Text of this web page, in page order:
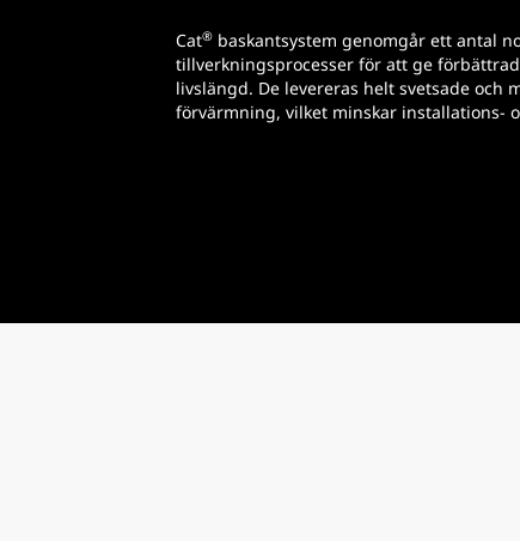
Cat® baskantsystem genomgår ett antal
tillverkningsprocesser för att ge
livslängd. De levereras helt svetsade och
förvärmning, vilket minskar installations-